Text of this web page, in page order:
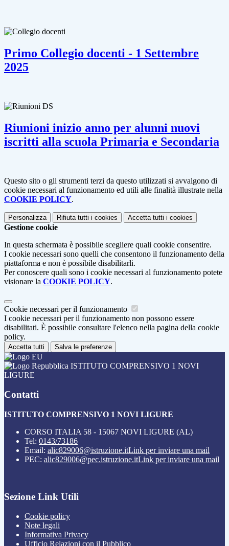
Primo Collegio docenti - 1 Settembre
2025
Riunioni inizio anno per alunni nuovi
iscritti alla scuola Primaria e Secondaria
Questo sito o gli strumenti terzi da questo utilizzati si avvalgono di
cookie necessari al funzionamento ed utili alle finalità illustrate nella
COOKIE POLICY.
Personalizza Rifiuta tutti i cookies Accetta tutti i cookies
Gestione cookie
In questa schermata è possibile scegliere quali cookie consentire.
I cookie necessari sono quelli che consentono il funzionamento della
piattaforma e non è possibile disabilitarli.
Per conoscere quali sono i cookie necessari al funzionamento potete
visionare la COOKIE POLICY.
Cookie necessari per il funzionamento
I cookie necessari per il funzionamento non possono essere
disabilitati. È possibile consultare l'elenco nella pagina della cookie
policy.
Accetta tutti Salva le preferenze
ISTITUTO COMPRENSIVO 1 NOVI
LIGURE
Contatti
ISTITUTO COMPRENSIVO 1 NOVI LIGURE
CORSO ITALIA 58 - 15067 NOVI LIGURE (AL)
Tel: 0143/73186
Email: alic829006@istruzione.itLink per inviare una mail
PEC: alic829006@pec.istruzione.itLink per inviare una mail
Sezione Link Utili
Cookie policy
Note legali
Informativa Privacy
Ufficio Relazioni con il Pubblico